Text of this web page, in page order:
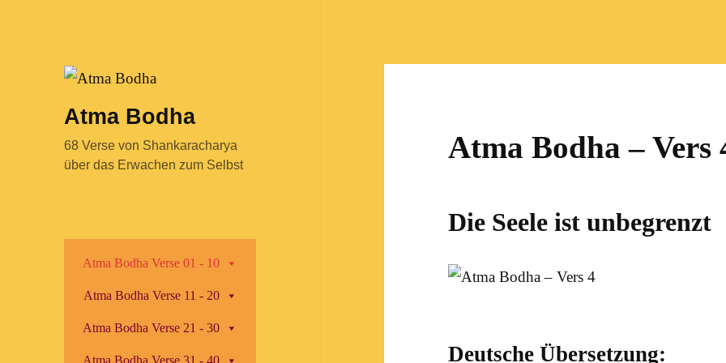
Atma Bodha
68 Verse von Shankaracharya
über das Erwachen zum Selbst
Atma Bodha Verse 01 - 10
Atma Bodha Verse 11 - 20
Atma Bodha Verse 21 - 30
Atma Bodha – Vers
Die Seele ist unbegrenzt
Deutsche Übersetzung: